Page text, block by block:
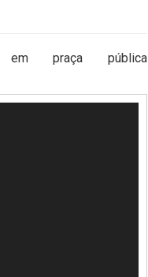
praça pública